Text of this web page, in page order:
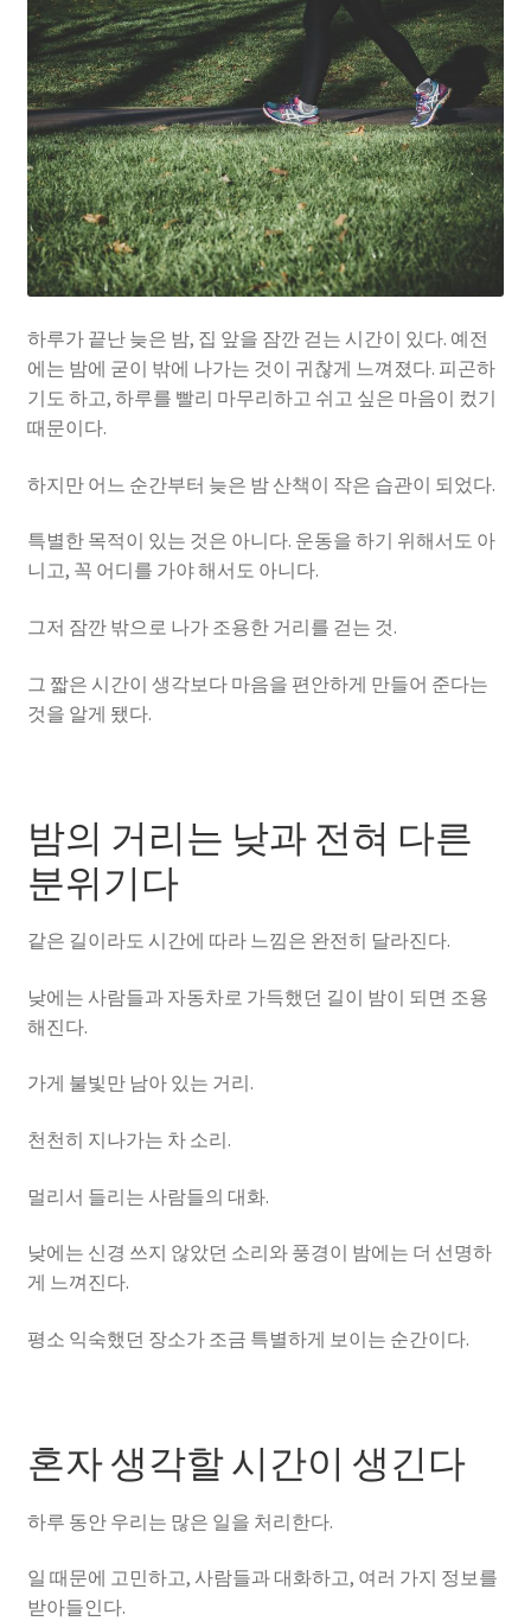
하루가 끝난 늦은 밤, 집 앞을 잠깐 걷는 시간이 있다. 예전
에는 밤에 굳이 밖에 나가는 것이 귀찮게 느껴졌다. 피곤하
기도 하고, 하루를 빨리 마무리하고 쉬고 싶은 마음이 컸기
때문이다.
하지만 어느 순간부터 늦은 밤 산책이 작은 습관이 되었다.
특별한 목적이 있는 것은 아니다. 운동을 하기 위해서도 아
니고, 꼭 어디를 가야 해서도 아니다.
그저 잠깐 밖으로 나가 조용한 거리를 걷는 것.
그 짧은 시간이 생각보다 마음을 편안하게 만들어 준다는
것을 알게 됐다.
밤의 거리는 낮과 전혀 다른
분위기다
같은 길이라도 시간에 따라 느낌은 완전히 달라진다.
낮에는 사람들과 자동차로 가득했던 길이 밤이 되면 조용
해진다.
가게 불빛만 남아 있는 거리.
천천히 지나가는 차 소리.
멀리서 들리는 사람들의 대화.
낮에는 신경 쓰지 않았던 소리와 풍경이 밤에는 더 선명하
게 느껴진다.
평소 익숙했던 장소가 조금 특별하게 보이는 순간이다.
혼자 생각할 시간이 생긴다
하루 동안 우리는 많은 일을 처리한다.
일 때문에 고민하고, 사람들과 대화하고, 여러 가지 정보를
받아들인다.